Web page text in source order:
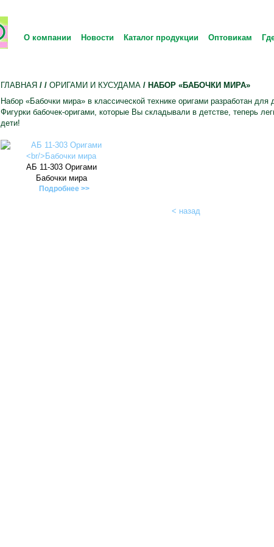
О компании Новости Каталог продукции Оптовикам
ГЛАВНАЯ / / ОРИГАМИ И КУСУДАМА/ НАБОР «БАБОЧКИ МИРА»
Набор «Бабочки мира» в классической технике оригами разработан для
Фигурки бабочек-оригами, которые Вы складывали в детстве, теперь
дети!
АБ 11-303 Оригами
Бабочки мира
Подробнее >>
< назад